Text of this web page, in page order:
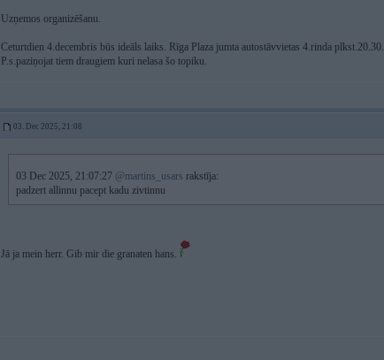
Uzņemos organizēšanu.
Ceturtdien 4.decembris būs ideāls laiks. Rīga Plaza jumta autostāvvietas 4.rinda plkst.20.30.
P.s.paziņojat tiem draugiem kuri nelasa šo topiku.
03. Dec 2025, 21:08
03 Dec 2025, 21:07:27 @martins_usars rakstīja:
padzert allinnu pacept kadu zivtinnu
Jā ja mein herr. Gib mir die granaten hans.